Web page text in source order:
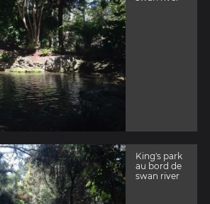
King's park
au bord de
swan river